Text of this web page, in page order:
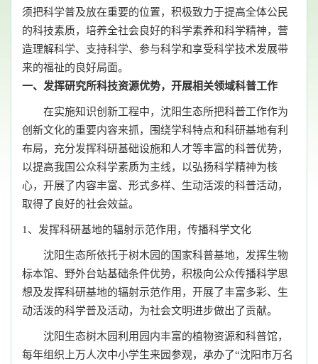
须把科学普及放在重要的位置，积极致力于提高全体公民
的科技素质，培养全社会良好的科学素养和科学精神，营
造理解科学、支持科学、参与科学和享受科学技术发展带
来的福祉的良好局面。
一、 发挥研究所科技资源优势，开展相关领域科普工作
在实施知识创新工程中，沈阳生态所把科普工作作为
创新文化的重要内容来抓，围绕学科特点和科研基地有利
布局，充分发挥科研基础设施和人才等丰富的科普优势，
以提高我国公众科学素质为主线，以弘扬科学精神为核
心，开展了内容丰富、形式多样、生动活泼的科普活动，
取得了良好的社会效益。
1、发挥科研基地的辐射示范作用， 传播科学文化
沈阳生态所依托于树木园的国家科普基地，发挥生物
标本馆、野外台站基础条件优势， 积极向公众传播科学思
想及发挥科研基地的辐射示范作用， 开展了丰富多彩、生
动活泼的科学普及活动，为社会文明进步做出了贡献。
沈阳生态树木园利用园内丰富的植物资源和科普馆，
每年组织上万人次中小学生来园参观，承办了“沈阳市万名